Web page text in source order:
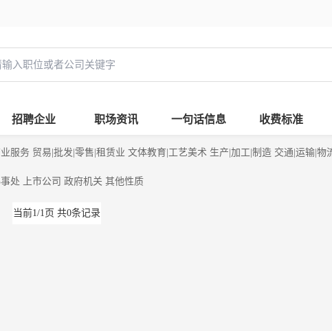
招聘企业 职场资讯 一句话信息 收费标准
服务 贸易|批发|零售|租赁业 文体教育|工艺美术 生产|加工|制造 交通|运输|物
处 上市公司 政府机关 其他性质
当前1/1页 共0条记录